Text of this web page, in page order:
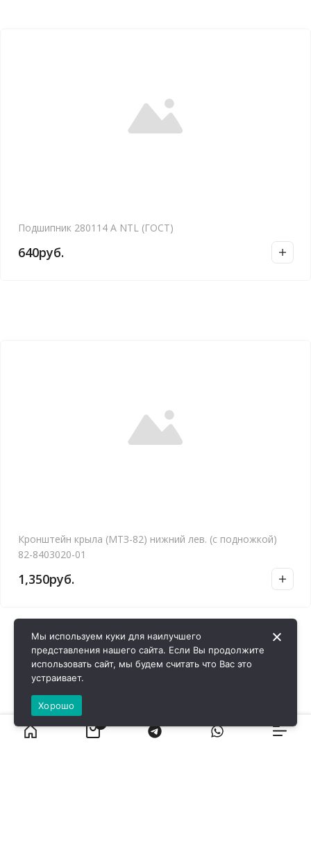
Подшипник 280114 А NTL (ГОСТ)
640руб.
Кронштейн крыла (МТЗ-82) нижний лев. (с подножкой)
82-8403020-01
1,350руб.
Мы используем куки для наилучшего
представления нашего сайта. Если Вы продолжите
использовать сайт, мы будем считать что Вас это
устраивает.
Хорошо